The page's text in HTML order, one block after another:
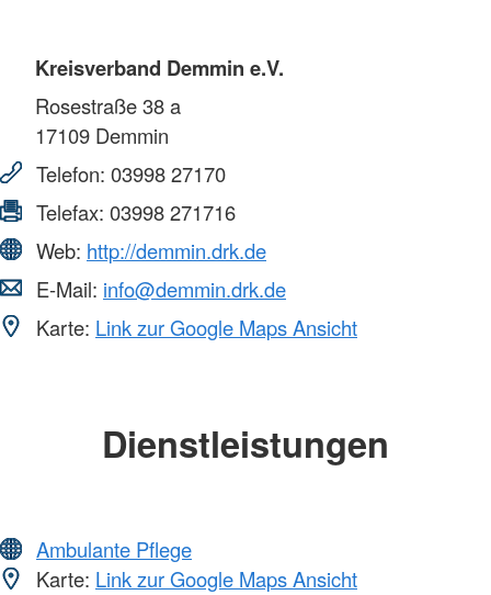
Kreisverband Demmin e.V.
Rosestraße 38 a
17109 Demmin
Telefon: 03998 27170
Telefax: 03998 271716
Web: http://demmin.drk.de
E-Mail: info@demmin.drk.de
Karte: Link zur Google Maps Ansicht
Dienstleistungen
Ambulante Pflege
Karte: Link zur Google Maps Ansicht